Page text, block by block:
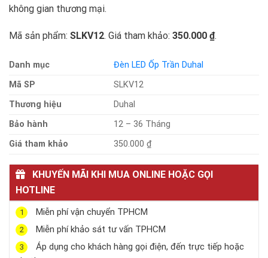
không gian thương mại.
Mã sản phẩm: SLKV12. Giá tham khảo: 350.000 ₫.
Danh mục
Đèn LED Ốp Trần Duhal
Mã SP
SLKV12
Thương hiệu
Duhal
Bảo hành
12 – 36 Tháng
Giá tham khảo
350.000 ₫
KHUYẾN MÃI KHI MUA ONLINE HOẶC GỌI
HOTLINE
1 Miễn phí vận chuyển TPHCM
2 Miễn phí khảo sát tư vấn TPHCM
3
Áp dụng cho khách hàng gọi điện, đến trực tiếp hoặc